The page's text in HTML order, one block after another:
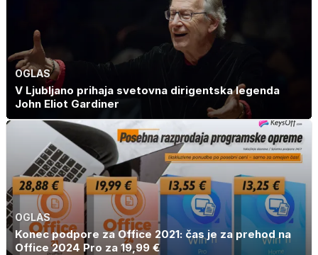
OGLAS
V Ljubljano prihaja svetovna dirigentska legenda
John Eliot Gardiner
OGLAS
Konec podpore za Office 2021: čas je za prehod na
Office 2024 Pro za 19,99 €